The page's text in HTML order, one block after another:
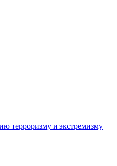
терроризму и экстремизму